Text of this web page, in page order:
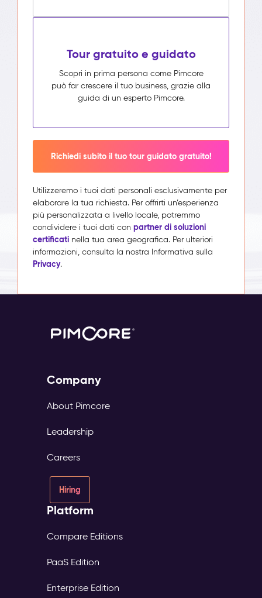
Tour gratuito e guidato
Scopri in prima persona come Pimcore
può far crescere il tuo business, grazie alla
guida di un esperto Pimcore.
Richiedi subito il tuo tour guidato gratuito!
Utilizzeremo i tuoi dati personali esclusivamente per
elaborare la tua richiesta. Per offrirti un’esperienza
più personalizzata a livello locale, potremmo
condividere i tuoi dati con partner di soluzioni
certificati nella tua area geografica. Per ulteriori
informazioni, consulta la nostra Informativa sulla
Privacy.
Company
About Pimcore
Leadership
Careers
Hiring
Platform
Compare Editions
PaaS Edition
Enterprise Edition